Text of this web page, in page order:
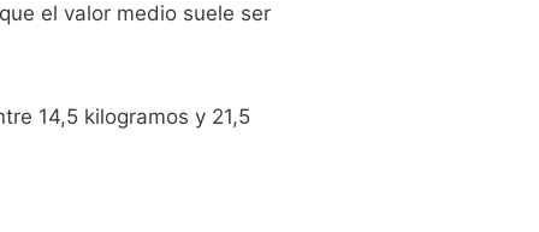
el valor medio suele ser
14,5 kilogramos y 21,5